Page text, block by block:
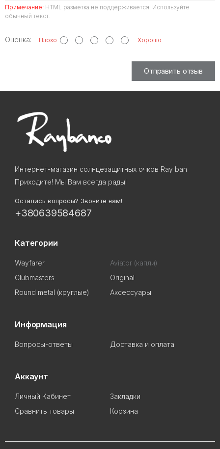
Примечание: HTML разметка не поддерживается! Используйте
обычный текст.
Оценка: Плохо Хорошо
Отправить отзыв
Интернет-магазин солнцезащитных очков Ray ban
Приходите! Мы Вам всегда рады!
Остались вопросы? Звоните нам!
+380639584687
Категории
Wayfarer
Aviator (капли)
Clubmasters
Original
Round metal (круглые)
Аксессуары
Информация
Вопросы-ответы Доставка и оплата
Аккаунт
Личный Кабинет
Закладки
Сравнить товары
Корзина